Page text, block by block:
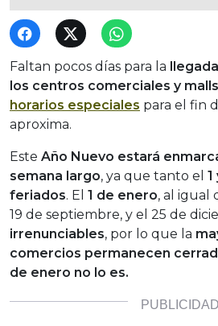
Faltan pocos días para la
los centros comerciales y
horarios especiales para el fin
aproxima.
Este Año Nuevo estará
semana largo, ya que tanto el 1
feriados. El 1 de enero, al igual
19 de septiembre, y el 25 de
irrenunciables, por lo que la
comercios permanecen
de enero no lo es.